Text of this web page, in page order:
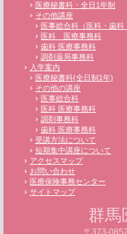
医療秘書科・全日1年制
その他講座
医事総合科（医科・歯科
医科 医療事務科
歯科 医療事務科
調剤薬局事務科
入学案内
医療秘書科(全日制1年)
その他の講座
医事総合科
医科 医療事務科
調剤事務科
歯科 医療事務科
受講方法について
短期集中講座について
アクセスマップ
お問い合わせ
医療保険事務センター
サイトマップ
群馬
〒373-